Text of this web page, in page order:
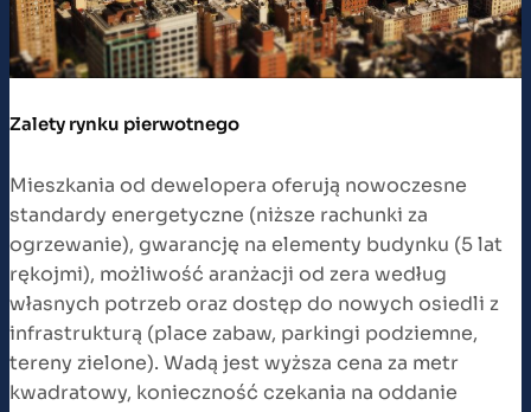
Zalety rynku pierwotnego
Mieszkania od dewelopera oferują nowoczesne
standardy energetyczne (niższe rachunki za
ogrzewanie), gwarancję na elementy budynku (5 lat
rękojmi), możliwość aranżacji od zera według
własnych potrzeb oraz dostęp do nowych osiedli z
infrastrukturą (place zabaw, parkingi podziemne,
tereny zielone). Wadą jest wyższa cena za metr
kwadratowy, konieczność czekania na oddanie